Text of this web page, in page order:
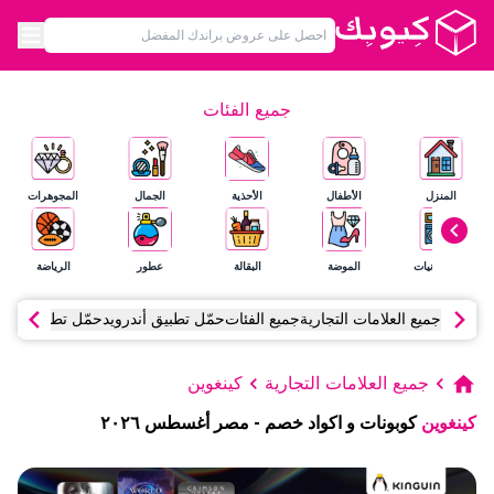
جميع الفئات
المنزل
الإلكترونيات
الأطفال
الموضة
الأحذية
البقالة
الجمال
عطور
المجوهرات
الرياضة
جميع العلامات التجاريةجميع الفئاتحمّل تطبيق أندرويدحمّل تطبيق آي
جميع العلامات التجارية كينغوين
كينغوين كوبونات و اكواد خصم - مصر أغسطس ٢٠٢٦